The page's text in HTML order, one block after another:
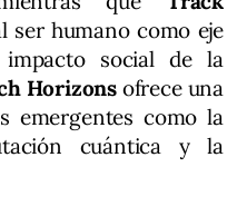
ser humano como eje
social de la
Horizons ofrece una
emergentes como la
cuántica y la